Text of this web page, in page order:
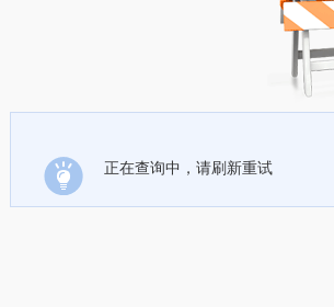
正在查询中，请刷新重试